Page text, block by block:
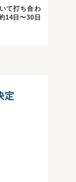
て打ち合わ
14日〜30日
定